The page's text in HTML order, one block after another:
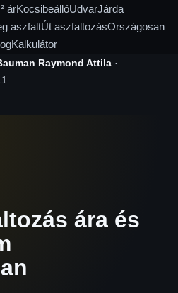
árKocsibeállóUdvarJárda
aszfaltÚt aszfaltozásOrszágosan
Kalkulátor
Raymond Attila·
ára és